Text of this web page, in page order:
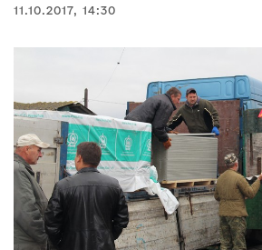
11.10.2017, 14:30